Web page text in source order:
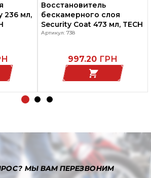
236 мл,
Восстановитель
бескамерного слоя
Security Coat 473 мл, TECH
Артикул: 738
997.20 ГРН
МЫ ВАМ ПЕРЕЗВОНИМ